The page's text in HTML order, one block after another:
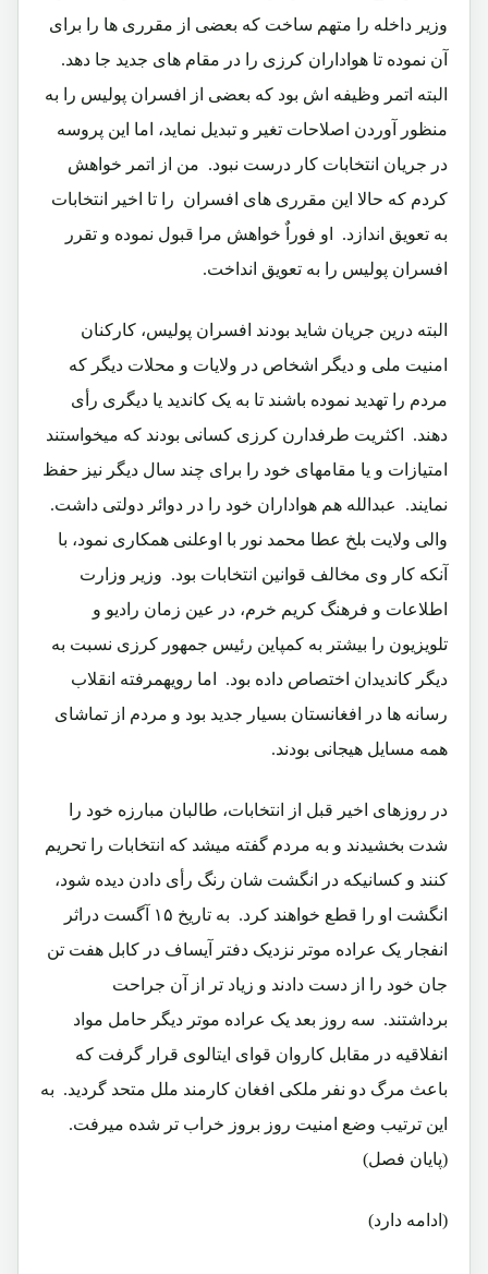
وزیر داخله را متهم ساخت که بعضی از مقرری ها را برای
آن نموده تا هواداران کرزی را در مقام های جدید جا دهد.‏
البته اتمر وظیفه اش بود که بعضی از افسران پولیس را به
منظور آوردن اصلاحات تغیر و تبدیل نماید، اما این پروسه
در جریان انتخابات کار درست نبود.‏ من از اتمر خواهش
کردم که حالا این مقرری های افسران را تا اخیر انتخابات
به تعویق اندازد.‏ او فوراٌ خواهش مرا قبول نموده و تقرر
افسران پولیس را به تعویق انداخت.‏
البته درین جریان شاید بودند افسران پولیس، کارکنان
امنیت ملی و دیگر اشخاص در ولایات و محلات دیگر که
مردم را تهدید نموده باشند تا به یک کاندید یا دیگری رأی
دهند.‏ اکثریت طرفدارن کرزی کسانی بودند که میخواستند
امتیازات و یا مقامهای خود را برای چند سال دیگر نیز حفظ
نمایند.‏ عبدالله هم هواداران خود را در دوائر دولتی داشت.‏
والی ولایت بلخ عطا محمد نور با اوعلنی همکاری نمود، با
آنکه کار وی مخالف قوانین انتخابات بود.‏ وزیر وزارت
اطلاعات و فرهنگ کریم خرم، در عین زمان رادیو و
تلویزیون را بیشتر به کمپاین رئیس جمهور کرزی نسبت به
دیگر کاندیدان اختصاص داده بود.‏ اما رویهمرفته انقلاب
رسانه ها در افغانستان بسیار جدید بود و مردم از تماشای
همه مسایل هیجانی بودند.‏
در روزهای اخیر قبل از انتخابات، طالبان مبارزه خود را
شدت بخشیدند و به مردم گفته میشد که انتخابات را تحریم
کنند و کسانیکه در انگشت شان رنگ رأی دادن دیده شود،
انگشت او را قطع خواهند کرد.‏ به تاریخ ۱۵ آگست دراثر
انفجار یک عراده موتر نزدیک دفتر آیساف در کابل هفت تن
جان خود را از دست دادند و زیاد تر از آن جراحت
برداشتند.‏ سه روز بعد یک عراده موتر دیگر حامل مواد
انفلاقیه در مقابل کاروان قوای ایتالوی قرار گرفت که
باعث مرگ دو نفر ملکی افغان کارمند ملل متحد گردید.‏ به
این ترتیب وضع امنیت روز بروز خراب تر شده میرفت.
(پایان فصل)
(ادامه دارد)